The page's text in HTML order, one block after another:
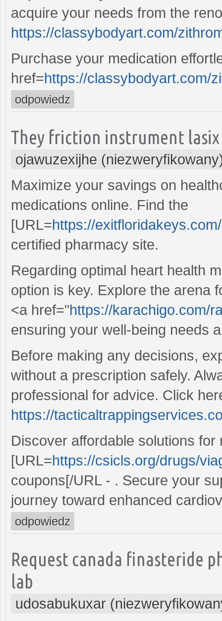
acquire your needs from the
https://classybodyart.com/
Purchase your medication
href=https://classybodyart.com/
odpowiedz
They friction instrument
ojawuzexijhe
Maximize your savings on
medications online. Find the
[URL=https://
certified pharmacy site.
Regarding optimal heart health
option is key. Explore the arena
<a href="https://karachigo.com/
ensuring your well-being needs
Before making any decisions,
without a prescription safely.
professional for advice. Click
https://
Discover affordable solutions
[URL=https://csicls.org/drugs/
coupons[/URL - . Secure your
journey toward enhanced
odpowiedz
Request canada finasteride
lab
udosabukuxar